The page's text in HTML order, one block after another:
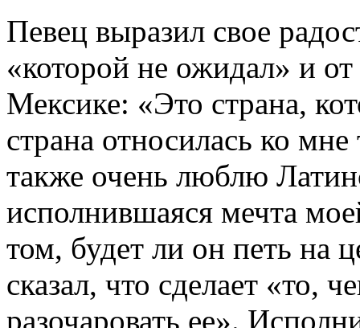
Певец выразил свое
«которой не ожидал» и от
Мексике: «Это страна,
страна относилась ко
также очень люблю
исполнившаяся мечта
том, будет ли он петь на
сказал, что сделает «то,
разочаровать ее».